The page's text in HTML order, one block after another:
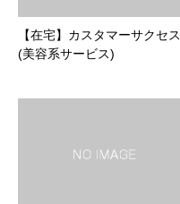
【在宅】カスタマーサクセス
(美容系サービス)